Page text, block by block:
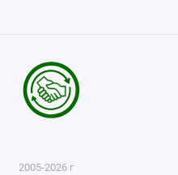
2005-2026 г